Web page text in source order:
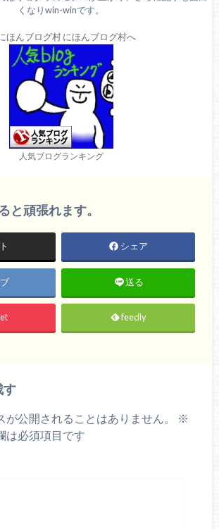
くなりwin-winです。
人気ブログランキング
と頑張れます。
シェア
送る
feedly
す
が公開されることはありません。
※
は必須項目です